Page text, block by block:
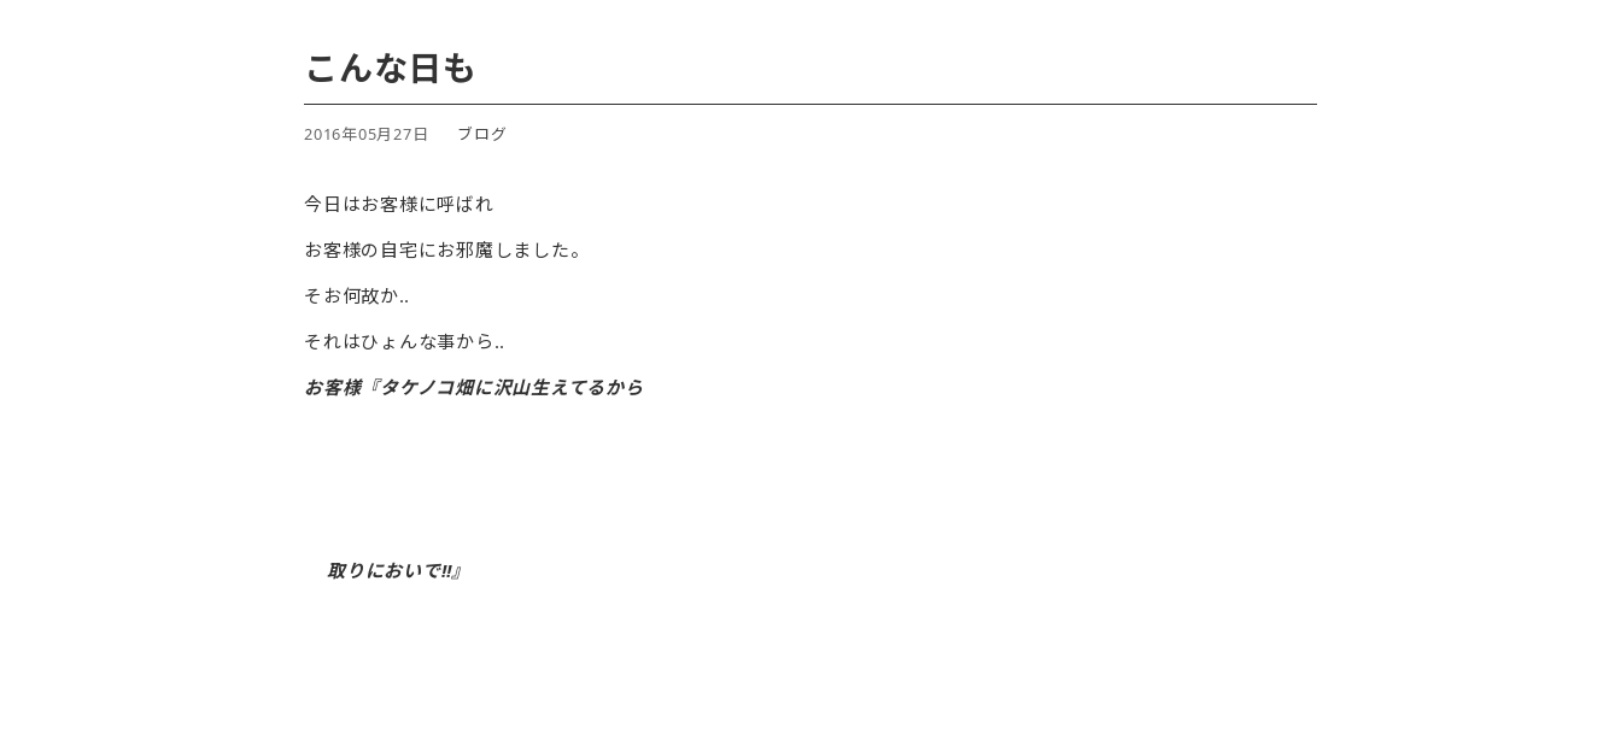
こんな日も
2016年05月27日 ブログ
今日はお客様に呼ばれ
お客様の自宅にお邪魔しました。
そお何故か‥
それはひょんな事から‥
お客様『タケノコ畑に沢山生えてるから
取りにおいで‼︎』